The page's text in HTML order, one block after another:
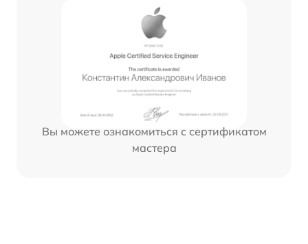
Вы можете ознакомиться с сертификатом
мастера